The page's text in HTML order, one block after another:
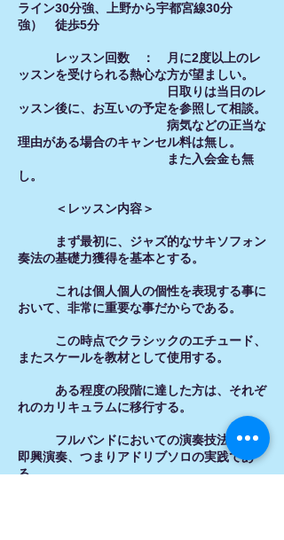
ライン30分強、上野から宇都宮線30分
強） 徒歩5分
レッスン回数 ： 月に2度以上のレ
ッスンを受けられる熱心な方が望ましい。
日取りは当日のレ
ッスン後に、お互いの予定を参照して相談。
病気などの正当な
理由がある場合のキャンセル料は無し。
また入会金も無
し。
＜レッスン内容＞
まず最初に、ジャズ的なサキソフォン
奏法の基礎力獲得を基本とする。
これは個人個人の個性を表現する事に
おいて、非常に重要な事だからである。
この時点でクラシックのエチュード、
またスケールを教材として使用する。
ある程度の段階に達した方は、それぞ
れのカリキュラムに移行する。
フルバンドにおいての演奏技法。また
即興演奏、つまりアドリブソロの実践であ
る。